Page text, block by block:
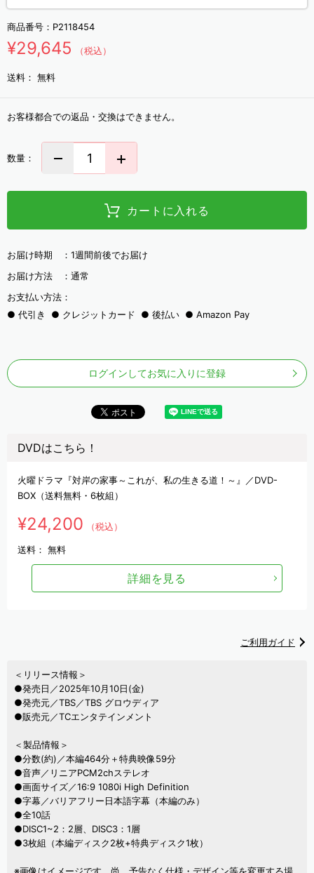
商品番号： P2118454
¥29,645 （税込）
送料： 無料
お客様都合での返品・交換はできません。
数量：
カートに入れる
お届け時期 ： 1週間前後でお届け
お届け方法 ： 通常
お支払い方法：
代引き
クレジットカード 後払い Amazon Pay
ログインしてお気に入りに登録
DVDはこちら！
火曜ドラマ『対岸の家事～これが、私の生きる道！～』／DVD-
BOX（送料無料・6枚組）
¥24,200 （税込）
送料： 無料
詳細を見る
ご利用ガイド
＜リリース情報＞
●発売日／2025年10月10日(金)
●発売元／TBS／TBS グロウディア
●販売元／TCエンタテインメント
＜製品情報＞
●分数(約)／本編464分＋特典映像59分
●音声／リニアPCM2chステレオ
●画面サイズ／16:9 1080i High Definition
●字幕／バリアフリー日本語字幕（本編のみ）
●全10話
●DISC1~2：2層、DISC3：1層
●3枚組（本編ディスク2枚+特典ディスク1枚）